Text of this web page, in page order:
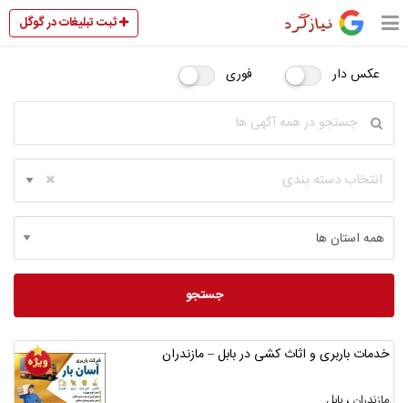
ثبت تبلیغات در گوگل
عکس دار فوری
انتخاب دسته بندی
جستجو
خدمات باربری و اثاث کشی در بابل – مازندران